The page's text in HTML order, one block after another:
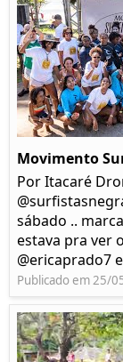
Movimento
Por Itacaré
sábado ..
estava pra ver
@ericaprado7
Publicado em 25/